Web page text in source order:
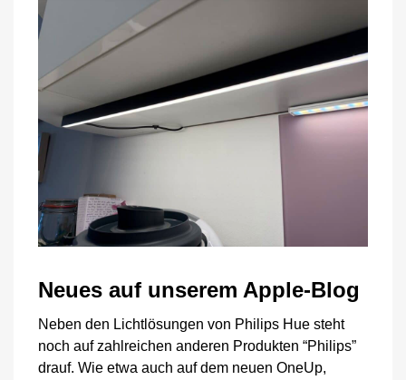
Neues auf unserem Apple-Blog
Neben den Lichtlösungen von Philips Hue steht
noch auf zahlreichen anderen Produkten “Philips”
drauf. Wie etwa auch auf dem neuen OneUp,